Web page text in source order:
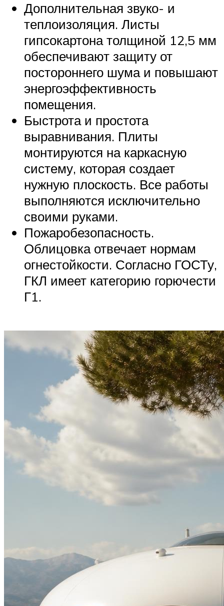
Дополнительная звуко- и
теплоизоляция. Листы
гипсокартона толщиной 12,5 мм
обеспечивают защиту от
постороннего шума и повышают
энергоэффективность
помещения.
Быстрота и простота
выравнивания. Плиты
монтируются на каркасную
систему, которая создает
нужную плоскость. Все работы
выполняются исключительно
своими руками.
Пожаробезопасность.
Облицовка отвечает нормам
огнестойкости. Согласно ГОСТу,
ГКЛ имеет категорию горючести
Г1.